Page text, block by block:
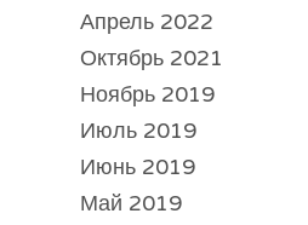
Апрель 2022
Октябрь 2021
Ноябрь 2019
Июль 2019
Июнь 2019
Май 2019